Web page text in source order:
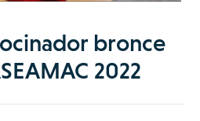
bronce
2022